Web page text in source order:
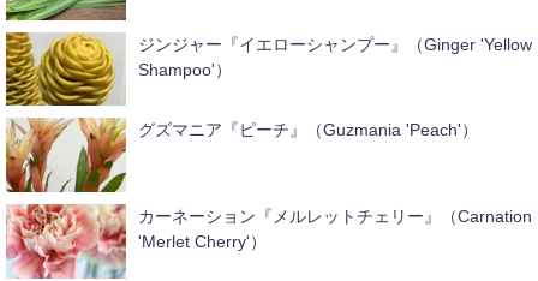
ジンジャー『イエローシャンプー』（Ginger 'Yellow
Shampoo'）
グズマニア『ピーチ』（Guzmania 'Peach'）
カーネーション『メルレットチェリー』（Carnation
'Merlet Cherry'）